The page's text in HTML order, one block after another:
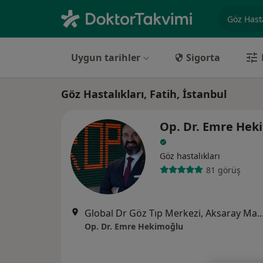
Uygun tarihler Sigorta
Göz Hastalıkları, Fatih, İstanbul
Op. Dr. Emre
Göz hastalıkları
81 görüş
Global Dr Göz Tıp Merkezi,
Op. Dr. Emre Hekimoğlu